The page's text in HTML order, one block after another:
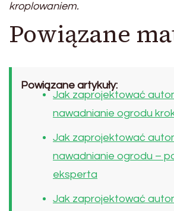
kroplowaniem.
Powiązane
Powiązane artykuły:
Jak zaprojektować
nawadnianie ogrodu
Jak zaprojektować
nawadnianie ogrodu –
eksperta
Jak zaprojektować